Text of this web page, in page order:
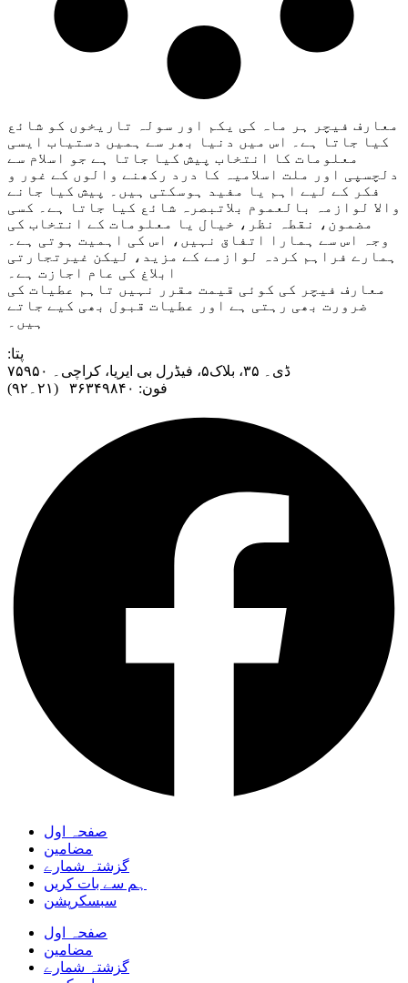
معارف فیچر ہر ماہ کی یکم اور سولہ تاریخوں کو شائع
کیا جاتا ہے۔ اس میں دنیا بھر سے ہمیں دستیاب ایسی
معلومات کا انتخاب پیش کیا جاتا ہے جو اسلام سے
دلچسپی اور ملت اسلامیہ کا درد رکھنے والوں کے غور و
فکر کے لیے اہم یا مفید ہوسکتی ہیں۔ پیش کیا جانے
والا لوازمہ بالعموم بلاتبصرہ شائع کیا جاتا ہے۔ کسی
مضمون، نقطہ نظر، خیال یا معلومات کے انتخاب کی
وجہ اس سے ہمارا اتفاق نہیں، اس کی اہمیت ہوتی ہے۔
ہمارے فراہم کردہ لوازمے کے مزید، لیکن غیرتجارتی
ابلاغ کی عام اجازت ہے۔
معارف فیچر کی کوئی قیمت مقرر نہیں تاہم عطیات کی
ضرورت بھی رہتی ہے اور عطیات قبول بھی کیے جاتے
ہیں۔
:پتا
ڈی۔ ۳۵، بلاک۵، فیڈرل بی ایریا، کراچی۔ ۷۵۹۵۰
فون: ۳۶۳۴۹۸۴۰ (۲۱۔۹۲)
صفحہ اول
مضامین
گزشتہ شمارے
ہم سے بات کریں
سبسکرپشن
صفحہ اول
مضامین
گزشتہ شمارے